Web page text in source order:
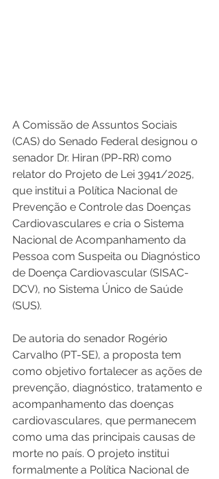
A Comissão de Assuntos Sociais
(CAS) do Senado Federal designou o
senador Dr. Hiran (PP-RR) como
relator do Projeto de Lei 3941/2025,
que institui a Política Nacional de
Prevenção e Controle das Doenças
Cardiovasculares e cria o Sistema
Nacional de Acompanhamento da
Pessoa com Suspeita ou Diagnóstico
de Doença Cardiovascular (SISAC-
DCV), no Sistema Único de Saúde
(SUS).
De autoria do senador Rogério
Carvalho (PT-SE), a proposta tem
como objetivo fortalecer as ações de
prevenção, diagnóstico, tratamento e
acompanhamento das doenças
cardiovasculares, que permanecem
como uma das principais causas de
morte no país. O projeto institui
formalmente a Política Nacional de